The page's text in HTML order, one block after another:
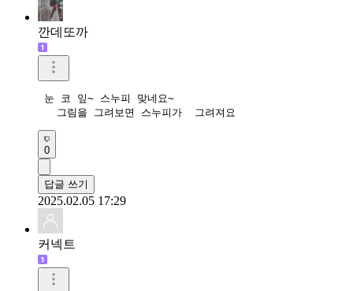
깐데또까
눈 코 잎~ 스누피 맞네요~
그림을 그려보면 스누피가  그려져요
0
답글 쓰기
2025.02.05 17:29
커넥트